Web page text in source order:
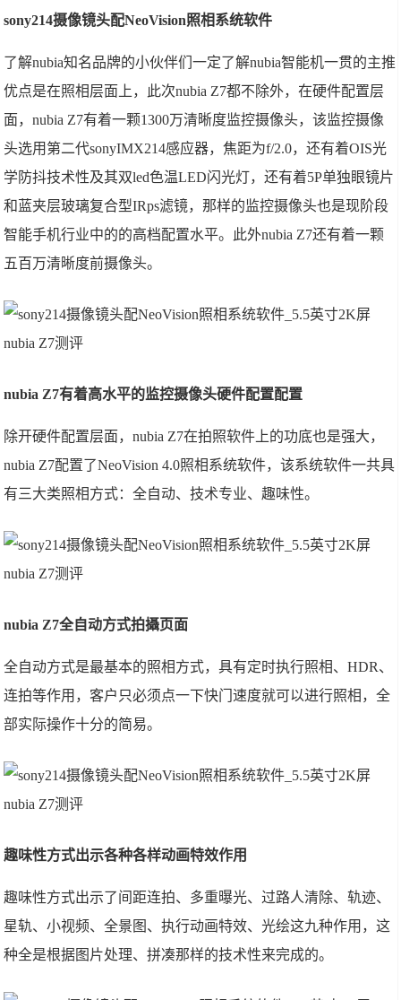
sony214摄像镜头配NeoVision照相系统软件
了解nubia知名品牌的小伙伴们一定了解nubia智能机一贯的主推
优点是在照相层面上，此次nubia Z7都不除外，在硬件配置层
面，nubia Z7有着一颗1300万清晰度监控摄像头，该监控摄像
头选用第二代sonyIMX214感应器，焦距为f/2.0，还有着OIS光
学防抖技术性及其双led色温LED闪光灯，还有着5P单独眼镜片
和蓝夹层玻璃复合型IRps滤镜，那样的监控摄像头也是现阶段
智能手机行业中的的高档配置水平。此外nubia Z7还有着一颗
五百万清晰度前摄像头。
nubia Z7有着高水平的监控摄像头硬件配置配置
除开硬件配置层面，nubia Z7在拍照软件上的功底也是强大，
nubia Z7配置了NeoVision 4.0照相系统软件，该系统软件一共具
有三大类照相方式：全自动、技术专业、趣味性。
nubia Z7全自动方式拍攝页面
全自动方式是最基本的照相方式，具有定时执行照相、HDR、
连拍等作用，客户只必须点一下快门速度就可以进行照相，全
部实际操作十分的简易。
趣味性方式出示各种各样动画特效作用
趣味性方式出示了间距连拍、多重曝光、过路人清除、轨迹、
星轨、小视频、全景图、执行动画特效、光绘这九种作用，这
种全是根据图片处理、拼凑那样的技术性来完成的。